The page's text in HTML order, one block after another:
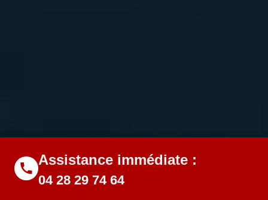
Assistance immédiate :
04 28 29 74 64